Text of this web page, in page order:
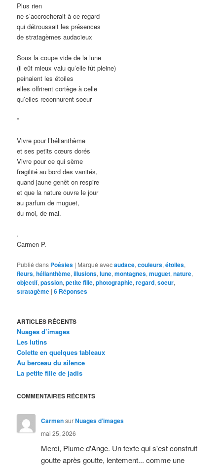
Plus rien
ne s’accrocherait à ce regard
qui détroussait les présences
de stratagèmes audacieux
Sous la coupe vide de la lune
(il eût mieux valu qu’elle fût pleine)
peinaient les étoiles
elles offrirent cortège à celle
qu’elles reconnurent soeur
*
Vivre pour l’hélianthème
et ses petits cœurs dorés
Vivre pour ce qui sème
fragilité au bord des vanités,
quand jaune genêt on respire
et que la nature ouvre le jour
au parfum de muguet,
du moi, de mai.
.
Carmen P.
Publié dans Poésies | Marqué avecaudace,couleurs,étoiles,
fleurs,hélianthème,illusions,lune,montagnes,muguet,nature,
objectif,passion,petite fille,photographie,regard,soeur,
stratagème |6 Réponses
ARTICLES RÉCENTS
Nuages d’images
Les lutins
Colette en quelques tableaux
Au berceau du silence
La petite fille de jadis
COMMENTAIRES RÉCENTS
CarmensurNuages d’images
mai 25, 2026
Merci, Plume d'Ange. Un texte qui s'est construit
goutte après goutte, lentement... comme une